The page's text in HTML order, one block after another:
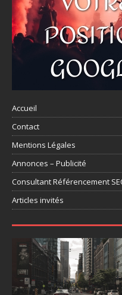
Accueil
Contact
Mentions Légales
Annonces – Publicité
Consultant Référencement
Articles invités